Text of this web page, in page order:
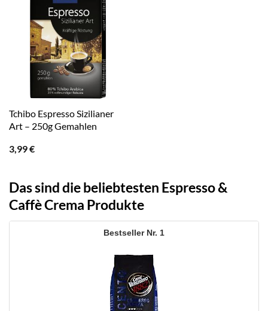
Tchibo Espresso Sizilianer
Art – 250g Gemahlen
3,99€
Das sind die beliebtesten Espresso &
Caffè Crema Produkte
1